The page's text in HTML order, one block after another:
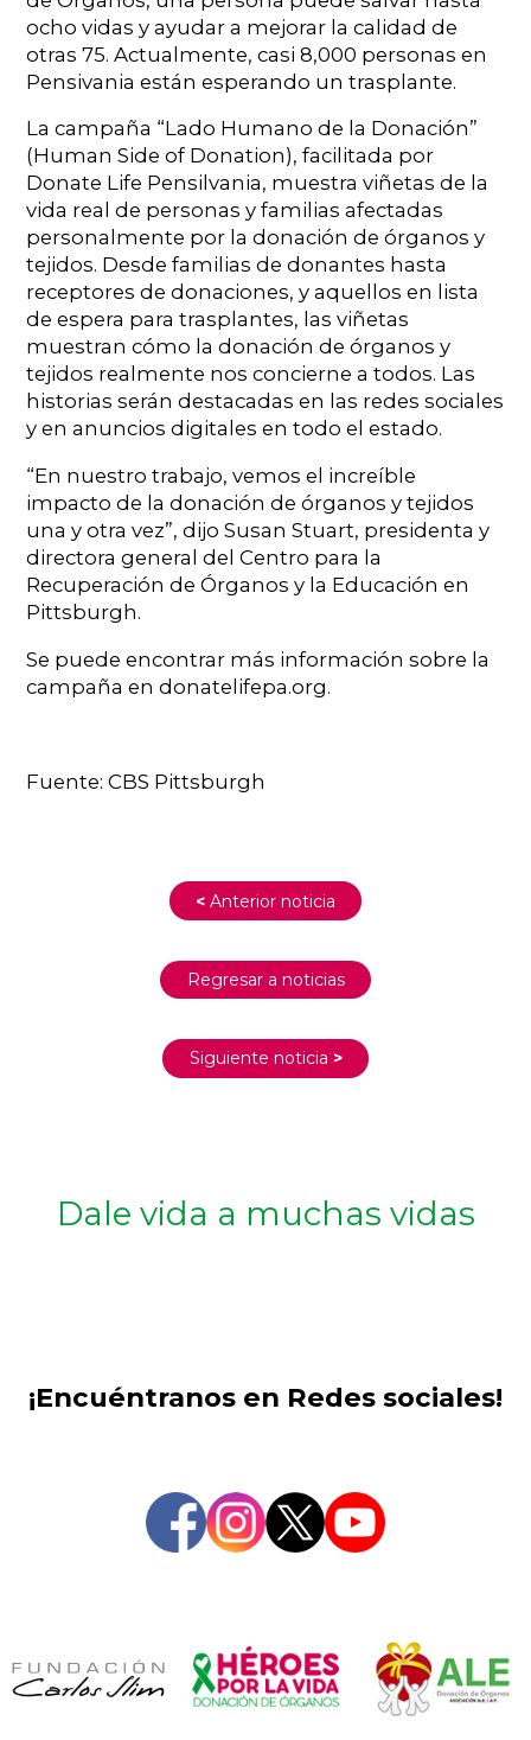
ocho vidas y ayudar a mejorar la calidad de
otras 75. Actualmente, casi 8,000 personas en
Pensivania están esperando un trasplante.
La campaña “Lado Humano de la Donación”
(Human Side of Donation), facilitada por
Donate Life Pensilvania, muestra viñetas de la
vida real de personas y familias afectadas
personalmente por la donación de órganos y
tejidos. Desde familias de donantes hasta
receptores de donaciones, y aquellos en lista
de espera para trasplantes, las viñetas
muestran cómo la donación de órganos y
tejidos realmente nos concierne a todos. Las
historias serán destacadas en las redes sociales
y en anuncios digitales en todo el estado.
“En nuestro trabajo, vemos el increíble
impacto de la donación de órganos y tejidos
una y otra vez”, dijo Susan Stuart, presidenta y
directora general del Centro para la
Recuperación de Órganos y la Educación en
Pittsburgh.
Se puede encontrar más información sobre la
campaña en donatelifepa.org.
Fuente: CBS Pittsburgh
< Anterior noticia
Regresar a noticias
Siguiente noticia >
Dale vida a muchas vidas
¡Encuéntranos en Redes sociales!